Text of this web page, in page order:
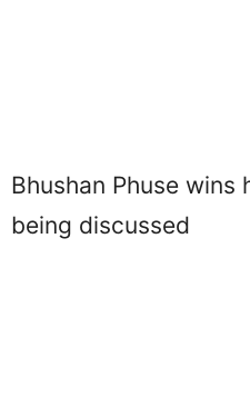
Bhushan Phuse
being discussed